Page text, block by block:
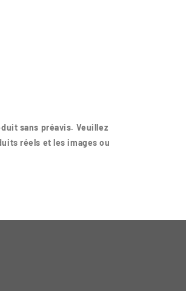
sans préavis. Veuillez
réels et les images ou